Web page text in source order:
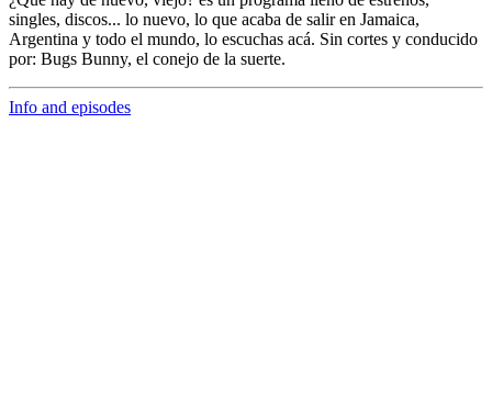
singles, discos... lo nuevo, lo que acaba de salir en Jamaica,
Argentina y todo el mundo, lo escuchas acá. Sin cortes y conducido
por: Bugs Bunny, el conejo de la suerte.
Info and episodes